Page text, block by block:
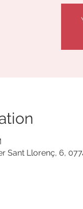
Sant Llorenç, 6,